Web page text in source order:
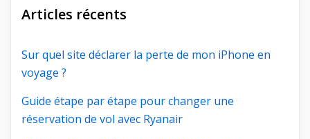
Articles récents
Sur quel site déclarer la perte de mon iPhone en
voyage ?
Guide étape par étape pour changer une
réservation de vol avec Ryanair